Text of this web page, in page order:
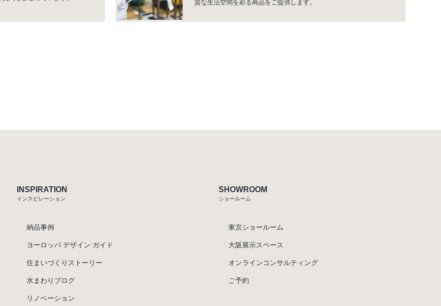
質な生活空間を彩る商品をご提供します。
INSPIRATION
インスピレーション
納品事例
ヨーロッパ デザイン ガイド
住まいづくりストーリー
水まわりブログ
リノベーション
SHOWROOM
ショールーム
東京ショールーム
大阪展示スペース
オンラインコンサルティング
ご予約